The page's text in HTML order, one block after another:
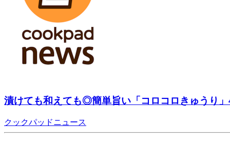
漬けても和えても◎簡単旨い「コロコロきゅうり」
クックパッドニュース